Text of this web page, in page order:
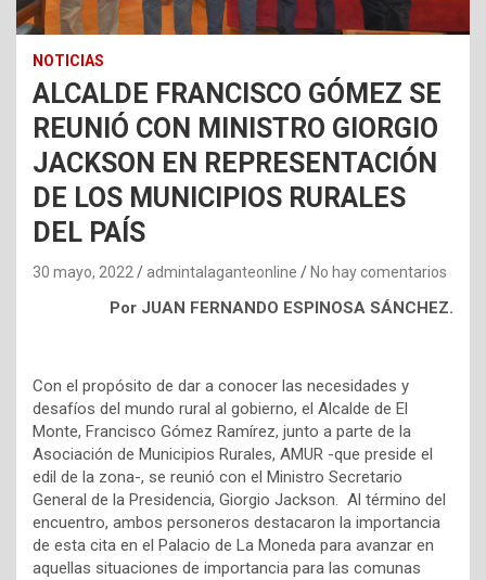
NOTICIAS
ALCALDE FRANCISCO GÓMEZ SE
REUNIÓ CON MINISTRO GIORGIO
JACKSON EN REPRESENTACIÓN
DE LOS MUNICIPIOS RURALES
DEL PAÍS
30 mayo, 2022 admintalaganteonline No hay comentarios
Por JUAN FERNANDO ESPINOSA SÁNCHEZ.
Con el propósito de dar a conocer las necesidades y
desafíos del mundo rural al gobierno, el Alcalde de El
Monte, Francisco Gómez Ramírez, junto a parte de la
Asociación de Municipios Rurales, AMUR -que preside el
edil de la zona-, se reunió con el Ministro Secretario
General de la Presidencia, Giorgio Jackson. Al término del
encuentro, ambos personeros destacaron la importancia
de esta cita en el Palacio de La Moneda para avanzar en
aquellas situaciones de importancia para las comunas